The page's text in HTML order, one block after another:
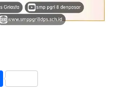
S